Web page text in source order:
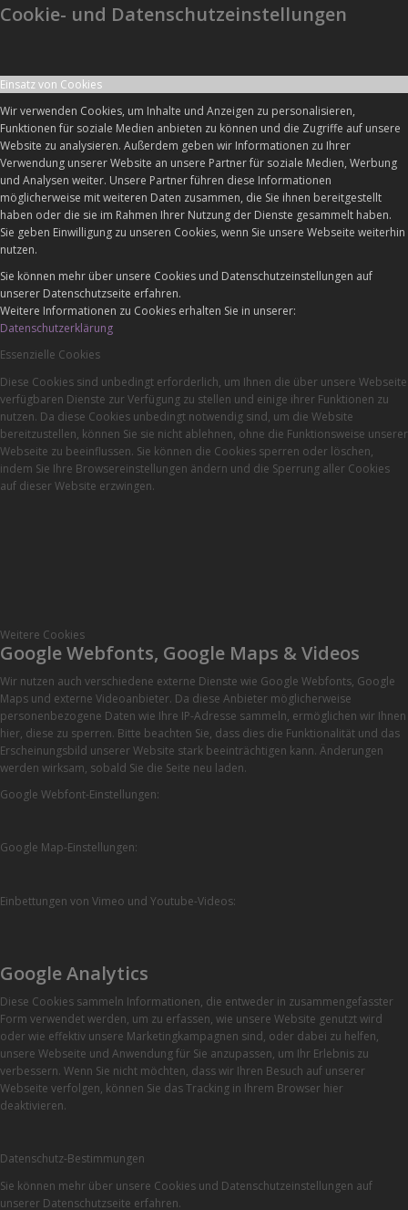
Cookie- und Datenschutzeinstellungen
Einsatz von Cookies
Wir verwenden Cookies, um Inhalte und Anzeigen zu personalisieren,
Funktionen für soziale Medien anbieten zu können und die Zugriffe auf unsere
Website zu analysieren. Außerdem geben wir Informationen zu Ihrer
Verwendung unserer Website an unsere Partner für soziale Medien, Werbung
und Analysen weiter. Unsere Partner führen diese Informationen
möglicherweise mit weiteren Daten zusammen, die Sie ihnen bereitgestellt
haben oder die sie im Rahmen Ihrer Nutzung der Dienste gesammelt haben.
Sie geben Einwilligung zu unseren Cookies, wenn Sie unsere Webseite weiterhin
nutzen.
Sie können mehr über unsere Cookies und Datenschutzeinstellungen auf
unserer Datenschutzseite erfahren.
Weitere Informationen zu Cookies erhalten Sie in unserer:
Datenschutzerklärung
Essenzielle Cookies
Diese Cookies sind unbedingt erforderlich, um Ihnen die über unsere Webseite
verfügbaren Dienste zur Verfügung zu stellen und einige ihrer Funktionen zu
nutzen. Da diese Cookies unbedingt notwendig sind, um die Website
bereitzustellen, können Sie sie nicht ablehnen, ohne die Funktionsweise unserer
Webseite zu beeinflussen. Sie können die Cookies sperren oder löschen,
indem Sie Ihre Browsereinstellungen ändern und die Sperrung aller Cookies
auf dieser Website erzwingen.
Weitere Cookies
Google Webfonts, Google Maps & Videos
Wir nutzen auch verschiedene externe Dienste wie Google Webfonts, Google
Maps und externe Videoanbieter. Da diese Anbieter möglicherweise
personenbezogene Daten wie Ihre IP-Adresse sammeln, ermöglichen wir Ihnen
hier, diese zu sperren. Bitte beachten Sie, dass dies die Funktionalität und das
Erscheinungsbild unserer Website stark beeinträchtigen kann. Änderungen
werden wirksam, sobald Sie die Seite neu laden.
Google Webfont-Einstellungen:
Google Map-Einstellungen:
Einbettungen von Vimeo und Youtube-Videos:
Google Analytics
Diese Cookies sammeln Informationen, die entweder in zusammengefasster
Form verwendet werden, um zu erfassen, wie unsere Website genutzt wird
oder wie effektiv unsere Marketingkampagnen sind, oder dabei zu helfen,
unsere Webseite und Anwendung für Sie anzupassen, um Ihr Erlebnis zu
verbessern. Wenn Sie nicht möchten, dass wir Ihren Besuch auf unserer
Webseite verfolgen, können Sie das Tracking in Ihrem Browser hier
deaktivieren.
Datenschutz-Bestimmungen
Sie können mehr über unsere Cookies und Datenschutzeinstellungen auf
unserer Datenschutzseite erfahren.